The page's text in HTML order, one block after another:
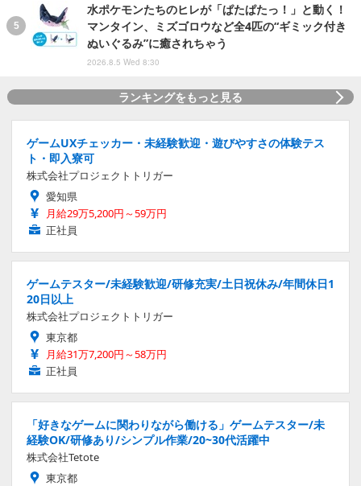
水ポケモンたちのヒレが「ぱたぱたっ！」と動く！
マンタイン、ミズゴロウなど全4匹の“ギミック付き
ぬいぐるみ”に癒されちゃう
2026.8.5 Wed 8:30
ランキングをもっと見る
ゲームUXチェッカー・未経験歓迎・遊びやすさの体験テス
ト・即入寮可
株式会社プロジェクトトリガー
愛知県
月給29万5,200円～59万円
正社員
ゲームテスター/未経験歓迎/研修充実/土日祝休み/年間休日1
20日以上
株式会社プロジェクトトリガー
東京都
月給31万7,200円～58万円
正社員
「好きなゲームに関わりながら働ける」ゲームテスター/未
経験OK/研修あり/シンプル作業/20~30代活躍中
株式会社Tetote
東京都